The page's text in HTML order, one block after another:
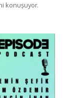
konuşuyor.